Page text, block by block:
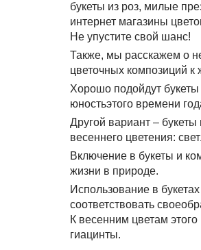
букеты из роз, милые
интернет магазины
Не упустите свой шанс!
Также, мы расскажем о
цветочных композиций к
Хорошо подойдут
юностьэтого времени
Другой вариант –
весеннего цветения:
Включение в букеты и
жизни в природе.
Использование в
соответствовать
К весенним цветам
гиацинты.